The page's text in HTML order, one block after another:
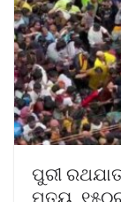
ପୁରୀ